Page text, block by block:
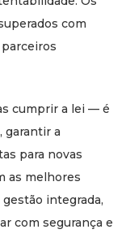
com
cumprir a lei — é
garantir a
para novas
as melhores
integrada,
com segurança e